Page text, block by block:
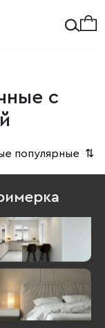
с
популярные ⇅